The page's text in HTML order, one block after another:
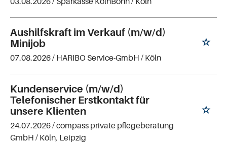
Aushilfskraft im Verkauf (m/w/d)
Minijob
07.08.2026 / HARIBO Service-GmbH / Köln
Kundenservice (m/w/d)
Telefonischer Erstkontakt für
unsere Klienten
24.07.2026 /compass private pflegeberatung
GmbH / Köln, Leipzig